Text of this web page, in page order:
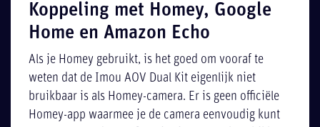
Koppeling met Homey, Google
Home en Amazon Echo
Als je Homey gebruikt, is het goed om vooraf te
weten dat de Imou AOV Dual Kit eigenlijk niet
bruikbaar is als Homey-camera. Er is geen officiële
Homey-app waarmee je de camera eenvoudig kunt